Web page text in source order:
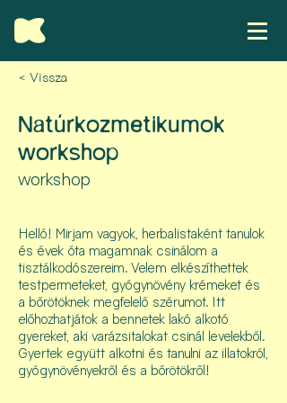
< Vissza
Natúrkozmetikumok
workshop
workshop
Helló! Mirjam vagyok, herbalistaként tanulok
és évek óta magamnak csinálom a
tisztálkodószereim. Velem elkészíthettek
testpermeteket, gyógynövény krémeket és
a bőrötöknek megfelelő szérumot. Itt
előhozhatjátok a bennetek lakó alkotó
gyereket, aki varázsitalokat csinál levelekből.
Gyertek együtt alkotni és tanulni az illatokról,
gyógynövényekről és a bőrötökről!